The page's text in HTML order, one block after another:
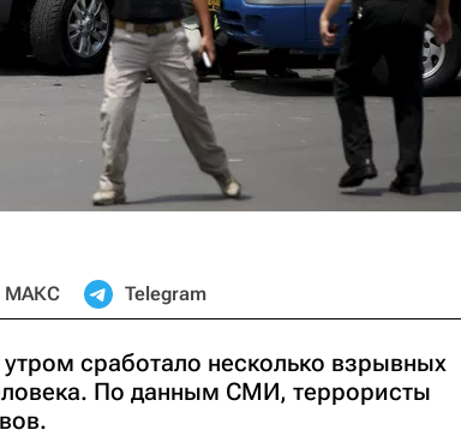
МАКС Telegram
утром сработало несколько взрывных
По данным СМИ, террористы